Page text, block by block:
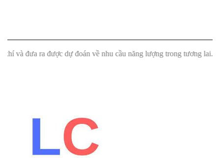
ra được dự đoán về nhu cầu năng lượng trong tương lai.""Máy